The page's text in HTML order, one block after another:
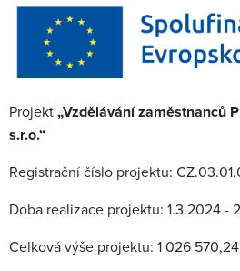
Projekt „Vzdělávání zaměstnanců
s.r.o.“
Registrační číslo projektu:
Doba realizace projektu: 1.3.2024 -
Celková výše projektu: 1 026